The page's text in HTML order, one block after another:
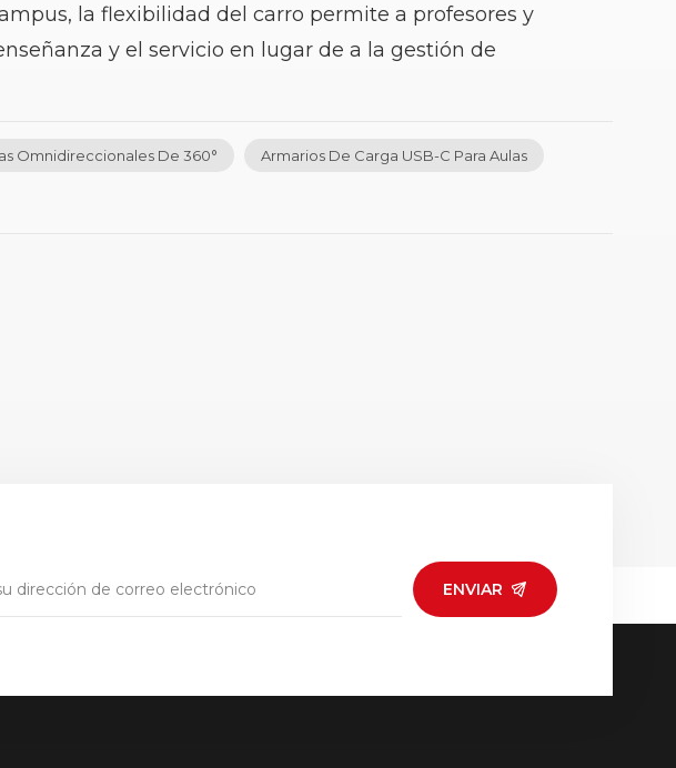
la flexibilidad del carro permite a profesores y
y el servicio en lugar de a la gestión de
Omnidireccionales De 360° Armarios De Carga USB-C Para Aulas
ENVIAR